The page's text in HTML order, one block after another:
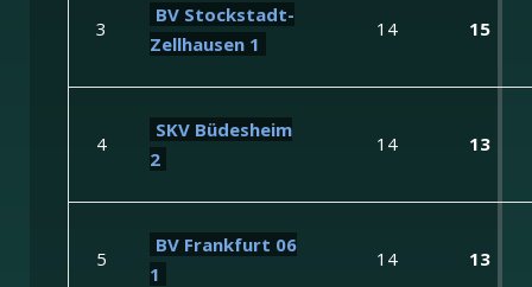
3
BV Stockstadt-
Zellhausen 1
14 15
4
SKV Büdesheim
2
14 13
5
BV Frankfurt 06
1
14 13